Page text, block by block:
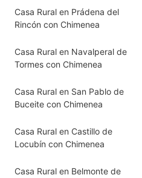
Casa Rural en Prádena del
Rincón con Chimenea
Casa Rural en Navalperal de
Tormes con Chimenea
Casa Rural en San Pablo de
Buceite con Chimenea
Casa Rural en Castillo de
Locubín con Chimenea
Casa Rural en Belmonte de